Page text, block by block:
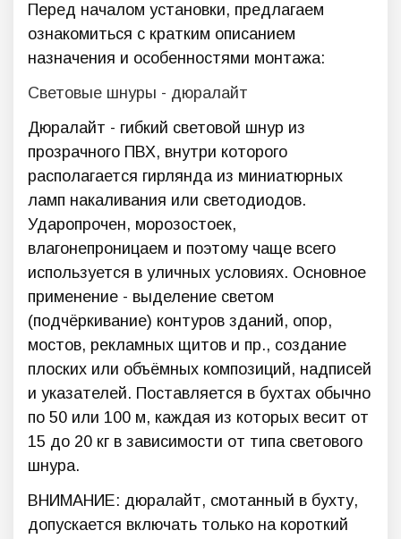
Перед началом установки, предлагаем
ознакомиться с кратким описанием
назначения и особенностями монтажа:
Световые шнуры - дюралайт
Дюралайт - гибкий световой шнур из
прозрачного ПВХ, внутри которого
располагается гирлянда из миниатюрных
ламп накаливания или светодиодов.
Ударопрочен, морозостоек,
влагонепроницаем и поэтому чаще всего
используется в уличных условиях. Основное
применение - выделение светом
(подчёркивание) контуров зданий, опор,
мостов, рекламных щитов и пр., создание
плоских или объёмных композиций, надписей
и указателей. Поставляется в бухтах обычно
по 50 или 100 м, каждая из которых весит от
15 до 20 кг в зависимости от типа светового
шнура.
ВНИМАНИЕ: дюралайт, смотанный в бухту,
допускается включать только на короткий